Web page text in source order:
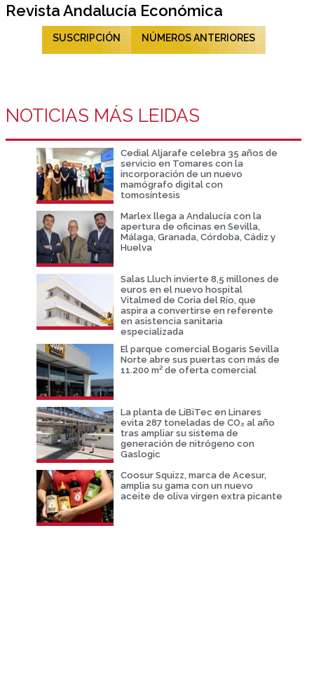
Revista Andalucía Económica
SUSCRIPCIÓN NÚMEROS ANTERIORES
NOTICIAS MÁS LEIDAS
Cedial Aljarafe celebra 35 años de
servicio en Tomares con la
incorporación de un nuevo
mamógrafo digital con
tomosíntesis
Marlex llega a Andalucía con la
apertura de oficinas en Sevilla,
Málaga, Granada, Córdoba, Cádiz y
Huelva
Salas Lluch invierte 8,5 millones de
euros en el nuevo hospital
Vitalmed de Coria del Río, que
aspira a convertirse en referente
en asistencia sanitaria
especializada
El parque comercial Bogaris Sevilla
Norte abre sus puertas con más de
11.200 m² de oferta comercial
La planta de LiBiTec en Linares
evita 287 toneladas de CO₂ al año
tras ampliar su sistema de
generación de nitrógeno con
Gaslogic
Coosur Squizz, marca de Acesur,
amplia su gama con un nuevo
aceite de oliva virgen extra picante